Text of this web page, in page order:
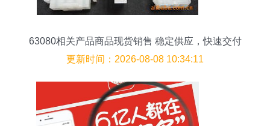
63080相关产品商品现货销售 稳定供应，快速交付
更新时间：2026-08-08 10:34:11